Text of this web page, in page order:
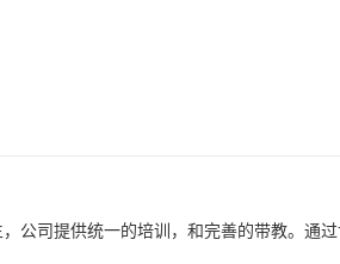
公司提供统一的培训，和完善的带教。通